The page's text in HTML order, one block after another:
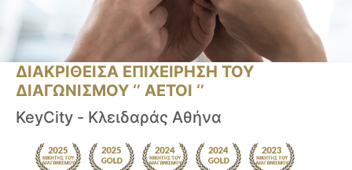
ΔΙΑΚΡΙΘΕΙΣΑ ΕΠΙΧΕΙΡΗΣΗ ΤΟΥ
ΔΙΑΓΩΝΙΣΜΟΥ ‘’ ΑΕΤΟΙ ‘’
KeyCity - Κλειδαράς Αθήνα